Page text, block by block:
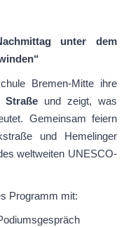
unter dem
Bremen-Mitte ihre
Straße und zeigt, was
Gemeinsam feiern
und Hemelinger
weltweiten UNESCO-
Programm mit: